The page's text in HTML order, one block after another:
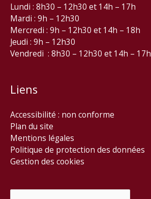
Lundi : 8h30 – 12h30 et 14h – 17h
Mardi : 9h – 12h30
Mercredi : 9h – 12h30 et 14h – 18h
Jeudi : 9h – 12h30
Vendredi : 8h30 – 12h30 et 14h – 17h
Liens
Accessibilité : non conforme
Plan du site
Mentions légales
Politique de protection des données
Gestion des cookies